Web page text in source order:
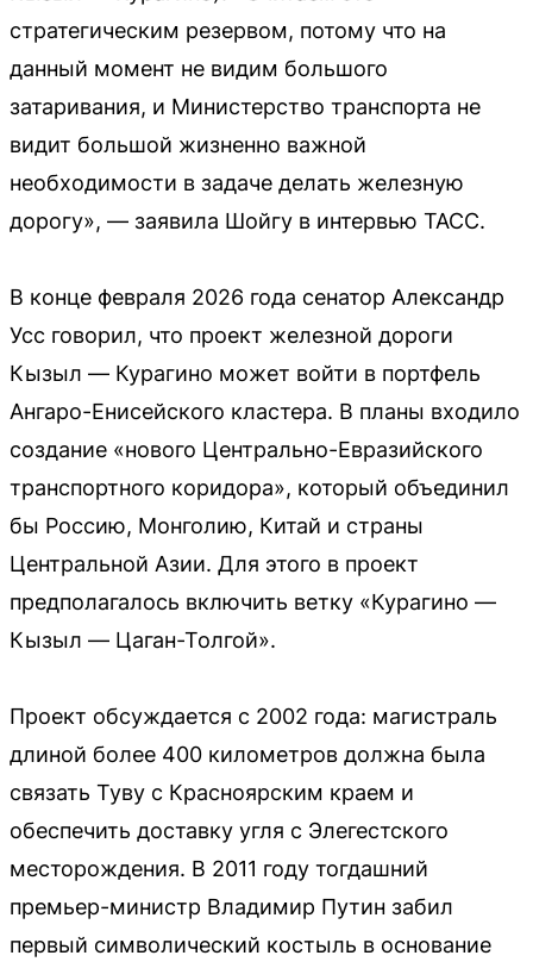
стратегическим резервом, потому что на
данный момент не видим большого
затаривания, и Министерство транспорта не
видит большой жизненно важной
необходимости в задаче делать железную
дорогу», — заявила Шойгу в интервью ТАСС.
В конце февраля 2026 года сенатор Александр
Усс говорил, что проект железной дороги
Кызыл — Курагино может войти в портфель
Ангаро-Енисейского кластера. В планы входило
создание «нового Центрально-Евразийского
транспортного коридора», который объединил
бы Россию, Монголию, Китай и страны
Центральной Азии. Для этого в проект
предполагалось включить ветку «Курагино —
Кызыл — Цаган-Толгой».
Проект обсуждается с 2002 года: магистраль
длиной более 400 километров должна была
связать Туву с Красноярским краем и
обеспечить доставку угля с Элегестского
месторождения. В 2011 году тогдашний
премьер-министр Владимир Путин забил
первый символический костыль в основание